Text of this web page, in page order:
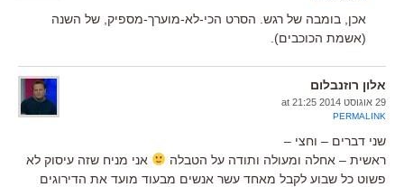
אכן, בומבה של רגש. הסרט הכי-לא-מוערך-מספיק, של השנה
(אשמת הכוכבים).
אלון רוזנבלום
29 אוגוסט 2014 at 21:25
PERMALINK
שני דברים – וחצי –
ראשית – אחלה ומעולה ותודה על הטבלה
אני מניח שזה עיסוק לא
פשוט כל שבוע לקבל מאחד עשר אנשים מבעוד מועד את הדירוגים